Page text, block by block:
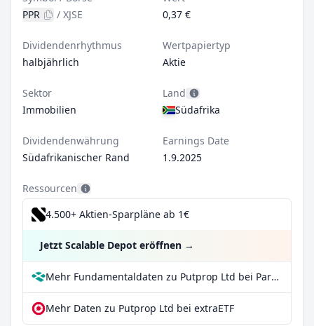
PPR
/ XJSE
0,37 €
Dividendenrhythmus
halbjährlich
Wertpapiertyp
Aktie
Sektor
Immobilien
Land
Südafrika
Dividendenwährung
Südafrikanischer Rand
Earnings Date
1.9.2025
Ressourcen
4.500+ Aktien-Sparpläne ab 1€
Jetzt Scalable Depot eröffnen →
Mehr Fundamentaldaten zu Putprop Ltd bei Parqet
Mehr Daten zu Putprop Ltd bei extraETF